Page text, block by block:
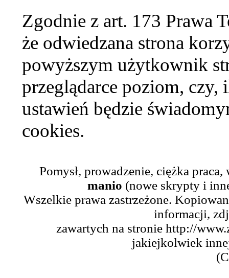
Zgodnie z art. 173 Prawa
że odwiedzana strona
powyższym użytkownik
przeglądarce poziom,
ustawień będzie
cookies.
Pomysł, prowadzenie, ciężka
manio (nowe skrypty i
Wszelkie prawa zastrzeżone.
informacji,
zawartych na stronie http://
jakiejkolwiek